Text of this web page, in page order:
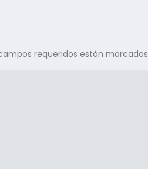
requeridos están marcados